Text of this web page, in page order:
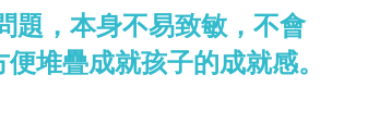
題，本身不易致敏，不會
堆疊成就孩子的成就感。